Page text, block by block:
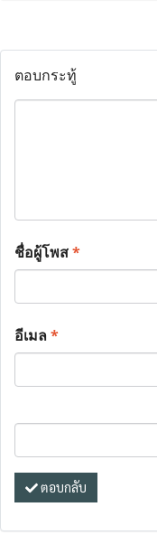
ตอบกระทู้
ชื่อผู้โพส*
อีเมล*
ตอบกลับ